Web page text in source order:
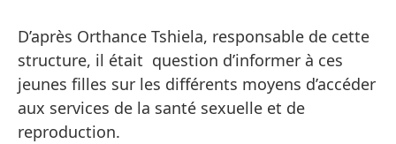
D’après Orthance Tshiela, responsable de cette
structure, il était question d’informer à ces
jeunes filles sur les différents moyens d’accéder
aux services de la santé sexuelle et de
reproduction.